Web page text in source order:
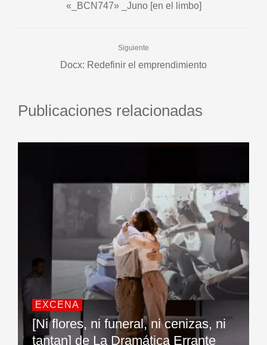
«_BCN747» _Juno [en el limbo]
Siguiente
Docx: Redefinir el emprendimiento
Publicaciones relacionadas
EXCENA
[Ni flores, ni funeral, ni cenizas, ni
tantan] de La Dramática Errante